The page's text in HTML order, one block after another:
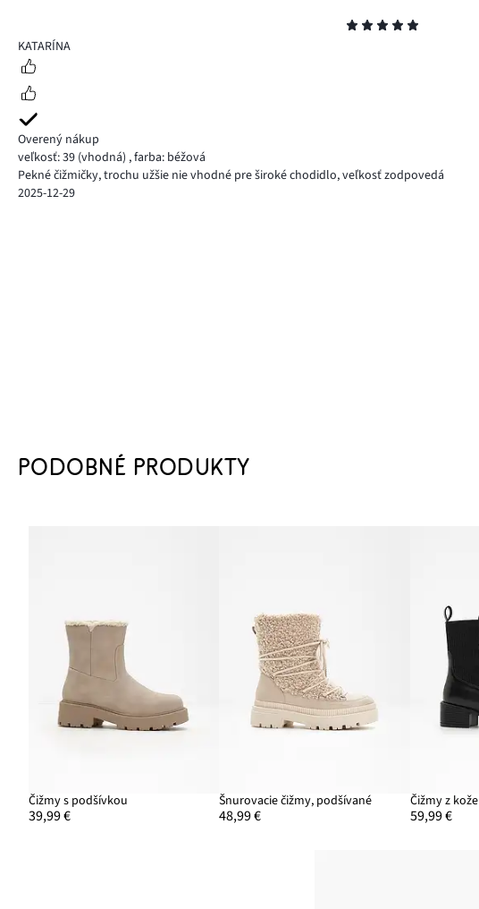
5
KATARÍNA
Overený nákup
veľkosť: 39 (vhodná) ,farba: béžová
Pekné čižmičky, trochu užšie nie vhodné pre široké chodidlo, veľkosť zodpovedá
2025-12-29
PODOBNÉ PRODUKTY
Čižmy s podšívkou
39,99 €
Šnurovacie čižmy, podšívané
48,99 €
Čižmy z kože
59,99 €